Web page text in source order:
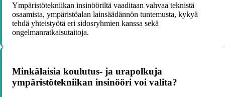
Ympäristötekniikan insinööriltä vaaditaan vahvaa teknistä
osaamista, ympäristöalan lainsäädännön tuntemusta, kykyä
tehdä yhteistyötä eri sidosryhmien kanssa sekä
ongelmanratkaisutaitoja.
Minkälaisia koulutus- ja urapolkuja
ympäristötekniikan insinööri voi valita?